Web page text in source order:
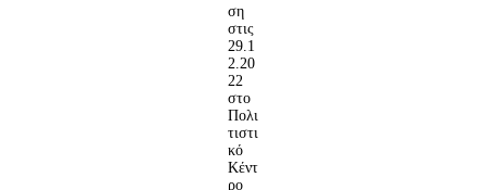
ση
στις
29.1
2.20
22
στο
Πολι
τιστι
κό
Κέντ
ρο